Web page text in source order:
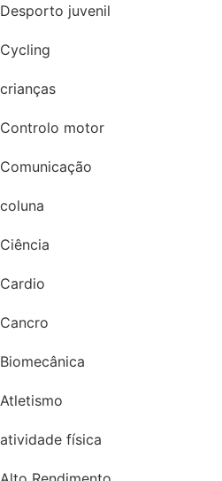
Desporto juvenil
Cycling
crianças
Controlo motor
Comunicação
coluna
Ciência
Cardio
Cancro
Biomecânica
Atletismo
atividade física